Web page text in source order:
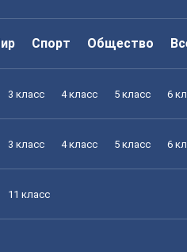
Спорт Общество
3 класс 4 класс 5 класс 6
3 класс 4 класс 5 класс 6
11 класс